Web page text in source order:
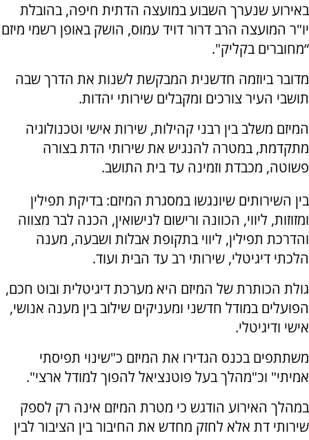
באירוע שנערך השבוע במועצה הדתית חיפה, בהובלת
יו"ר המועצה הרב דרור דויד עמוס, הושק באופן רשמי מיזם
“מחוברים בקליק".
מדובר ביוזמה חדשנית המבקשת לשנות את הדרך שבה
תושבי העיר צורכים ומקבלים שירותי יהדות.
המיזם משלב בין רבני קהילות, שירות אישי וטכנולוגיה
מתקדמת, במטרה להנגיש את שירותי הדת בצורה
פשוטה, מכבדת וזמינה עד בית התושב.
בין השירותים שיונגשו במסגרת המיזם: בדיקת תפילין
ומזוזות, ליווי, הכוונה ורישום לנישואין, הכנה לבר מצווה
והדרכת תפילין, ליווי בתקופת אבלות ושבעה, מענה
הלכתי דיגיטלי, שירותי רב עד הבית ועוד.
גולת הכותרת של המיזם היא מערכת דיגיטלית ובוט חכם,
הפועלים במודל חדשני ומעניקים שילוב בין מענה אנושי,
אישי ודיגיטלי.
משתתפים בכנס הגדירו את המיזם כ"שינוי תפיסתי
אמיתי" וכ"מהלך בעל פוטנציאל להפוך למודל ארצי".
במהלך האירוע הודגש כי מטרת המיזם אינה רק לספק
שירותי דת אלא לחזק מחדש את החיבור בין הציבור לבין